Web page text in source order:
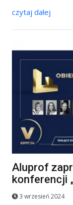
czytaj dalej
Aluprof
konferencji
3 wrzesień 2024